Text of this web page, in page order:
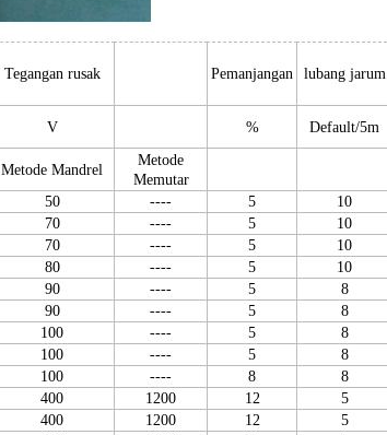
Tegangan rusak Pemanjangan lubang jarum
V % Default/5m
Metode Mandrel
Metode
Memutar
50 ---- 5 10
70 ---- 5 10
70 ---- 5 10
80 ---- 5 10
90 ---- 5 8
90 ---- 5 8
100 ---- 5 8
100 ---- 5 8
100 ---- 8 8
400 1200 12 5
400 1200 12 5